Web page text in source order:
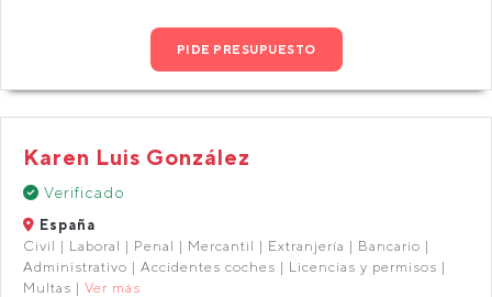
PIDE PRESUPUESTO
Karen Luis González
Verificado
España
Civil | Laboral | Penal | Mercantil | Extranjería | Bancario |
Administrativo | Accidentes coches | Licencias y permisos |
Multas | Ver más